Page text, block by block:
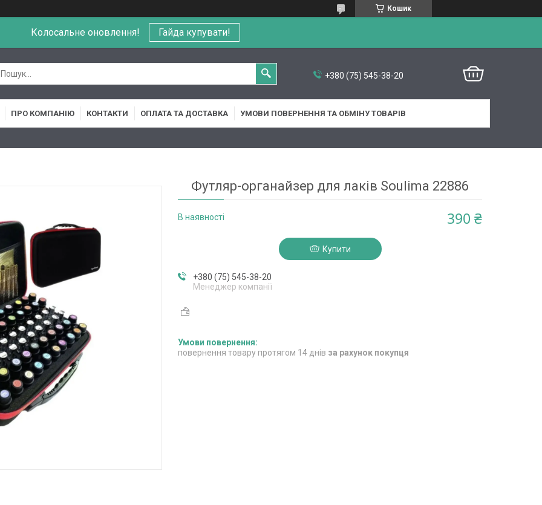
Кошик
Колосальне оновлення! Гайда купувати!
+380 (75) 545-38-20
ПРО КОМПАНІЮ КОНТАКТИ ОПЛАТА ТА ДОСТАВКА УМОВИ ПОВЕРНЕННЯ ТА ОБМІНУ ТОВАРІВ
Футляр-органайзер для лаків Soulima 22886
В наявності 390 ₴
Купити
+380 (75) 545-38-20
Менеджер компанії
повернення товару протягом 14 днів за рахунок покупця